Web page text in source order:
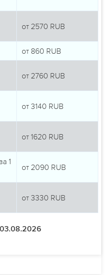
от 2570 RUB
от 860 RUB
от 2760 RUB
от 3140 RUB
от 1620 RUB
1
от 2090 RUB
от 3330 RUB